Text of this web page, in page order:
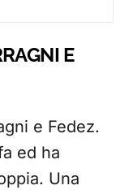
E
e Fedez.
ed ha
Una